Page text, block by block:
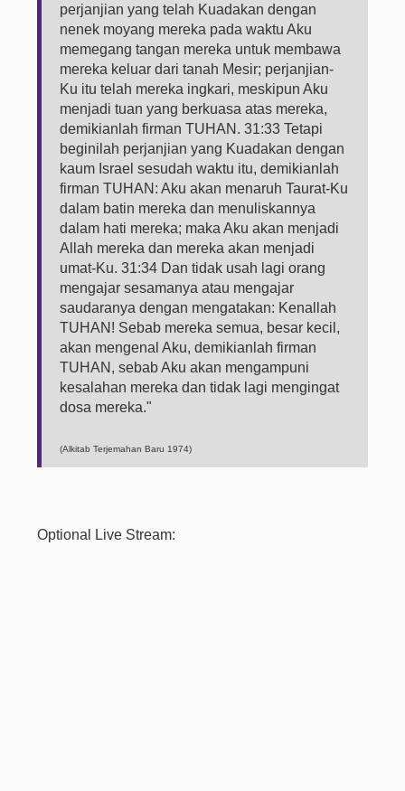
perjanjian yang telah Kuadakan dengan
nenek moyang mereka pada waktu Aku
memegang tangan mereka untuk membawa
mereka keluar dari tanah Mesir; perjanjian-
Ku itu telah mereka ingkari, meskipun Aku
menjadi tuan yang berkuasa atas mereka,
demikianlah firman TUHAN. 31:33 Tetapi
beginilah perjanjian yang Kuadakan dengan
kaum Israel sesudah waktu itu, demikianlah
firman TUHAN: Aku akan menaruh Taurat-Ku
dalam batin mereka dan menuliskannya
dalam hati mereka; maka Aku akan menjadi
Allah mereka dan mereka akan menjadi
umat-Ku. 31:34 Dan tidak usah lagi orang
mengajar sesamanya atau mengajar
saudaranya dengan mengatakan: Kenallah
TUHAN! Sebab mereka semua, besar kecil,
akan mengenal Aku, demikianlah firman
TUHAN, sebab Aku akan mengampuni
kesalahan mereka dan tidak lagi mengingat
dosa mereka."
(Alkitab Terjemahan Baru 1974)
Optional Live Stream: